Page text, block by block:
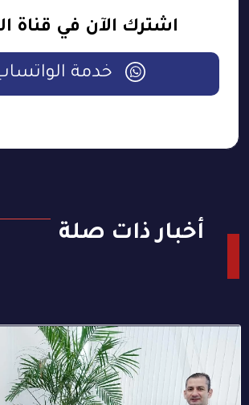
اشترك الآن في قناة
خدمة
أخبار ذات صلة